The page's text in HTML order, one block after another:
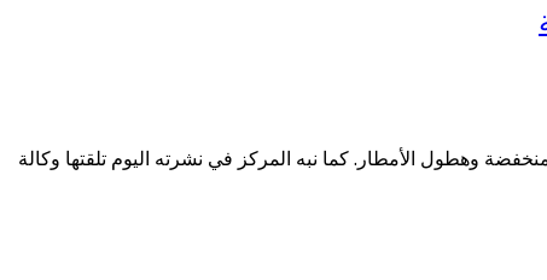
وهطول الأمطار. كما نبه المركز في نشرته اليوم تلقتها وكالة